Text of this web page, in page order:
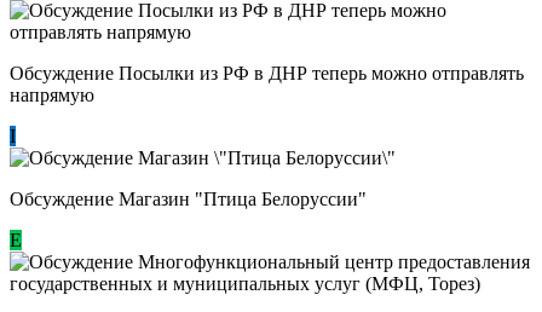
Обсуждение Посылки из РФ в ДНР теперь можно отправлять
напрямую
I
Обсуждение Магазин "Птица Белоруссии"
Е